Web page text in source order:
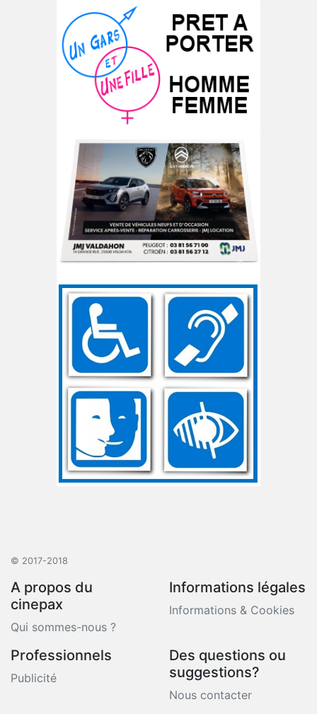
© 2017-2018
A propos du
cinepax
Qui sommes-nous ?
Informations légales
Informations & Cookies
Professionnels
Publicité
Des questions ou
suggestions?
Nous contacter